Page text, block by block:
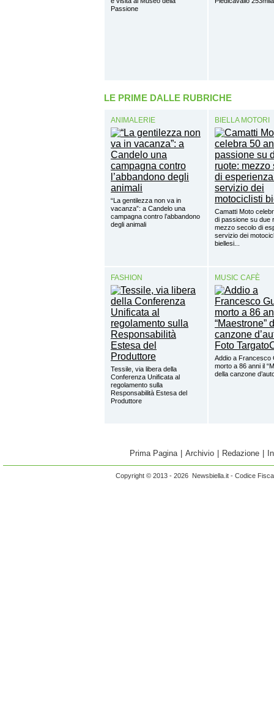
Passione
LE PRIME DALLE RUBRICHE
ANIMALERIE
“La gentilezza non va in
vacanza”: a Candelo una
campagna contro l’abbandono
degli animali
BIELLA MOTORI
Camatti Moto
di passione su due
mezzo secolo di
servizio dei
biellesi...
FASHION
Tessile, via libera della
Conferenza Unificata al
regolamento sulla
Responsabilità Estesa del
Produttore
MUSIC CAFÈ
Addio a Francesco
morto a 86 anni il
della canzone
Prima Pagina Archivio Redazione
Copyright © 2013 - 2026 Newsbiella.it - Codice